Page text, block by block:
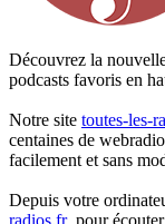
Découvrez la
podcasts favoris en
Notre site toutes-les-
centaines de
facilement et sans
Depuis votre